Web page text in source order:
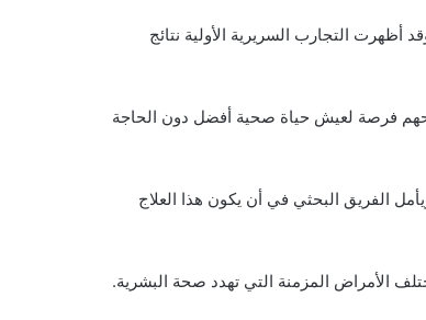
التجارب السريرية الأولية نتائج
فرصة لعيش حياة صحية أفضل دون الحاجة
الفريق البحثي في أن يكون هذا العلاج
الأمراض المزمنة التي تهدد صحة البشرية.